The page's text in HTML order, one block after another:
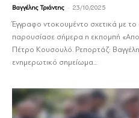
Βαγγέλης Τριάντης - 23/10/2025
Έγγραφο ντοκουμέντο σχετικά με
παρουσίασε σήμερα η εκπομπή
Πέτρο Κουσουλό. Ρεπορτάζ:
ενημερωτικό σημείωμα...